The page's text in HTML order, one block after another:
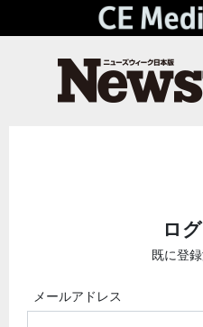
ロ
既に登
メールアドレス